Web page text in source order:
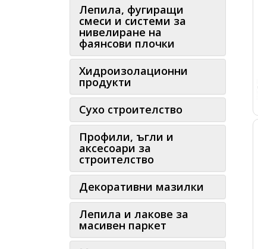
Лепила, фугиращи
смеси и системи за
нивелиране на
фаянсови плочки
Хидроизолационни
продукти
Сухо строителство
Профили, ъгли и
аксесоари за
строителство
Декоративни мазилки
Лепила и лакове за
масивен паркет